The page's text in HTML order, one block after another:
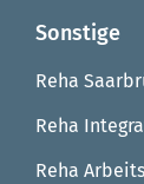
Sonstige
Reha
Reha
Reha